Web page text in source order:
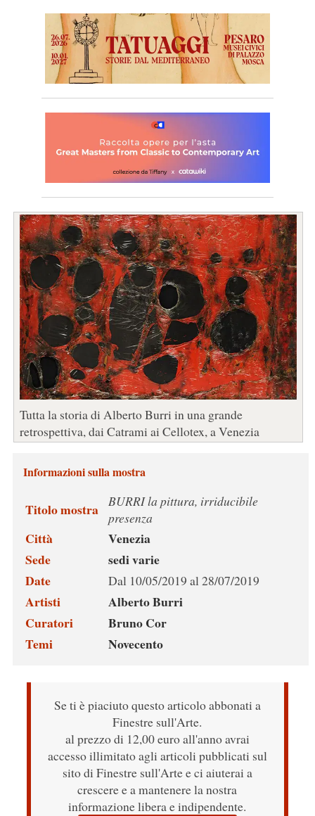
Tutta la storia di Alberto Burri in una grande
retrospettiva, dai Catrami ai Cellotex, a Venezia
Informazioni sulla mostra
Titolo mostra BURRI la pittura, irriducibile
presenza
Città
Venezia
Sede
sedi varie
Date
Dal 10/05/2019 al 28/07/2019
Artisti
Alberto Burri
Curatori
Bruno Cor
Temi
Novecento
Se ti è piaciuto questo articolo abbonati a
Finestre sull'Arte.
al prezzo di 12,00 euro all'anno avrai
accesso illimitato agli articoli pubblicati sul
sito di Finestre sull'Arte e ci aiuterai a
crescere e a mantenere la nostra
informazione libera e indipendente.